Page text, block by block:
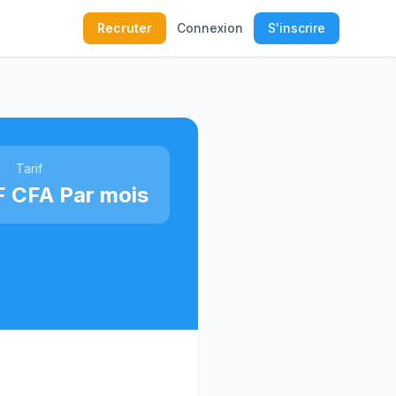
Recruter Connexion S'inscrire
Tarif
CFA Par mois